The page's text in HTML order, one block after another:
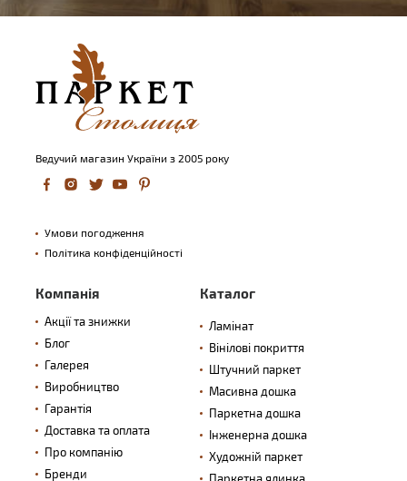
Ведучий магазин України з 2005 року
Умови погодження
Політика конфіденційності
Компанія
Акції та знижки
Блог
Галерея
Виробництво
Гарантія
Доставка та оплата
Про компанію
Бренди
Каталог
Ламінат
Вінілові покриття
Штучний паркет
Масивна дошка
Паркетна дошка
Інженерна дошка
Художній паркет